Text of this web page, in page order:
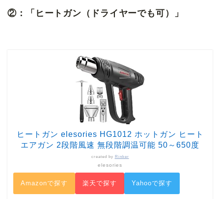
②：「ヒートガン（ドライヤーでも可）」
ヒートガン elesories HG1012 ホットガン ヒート
エアガン 2段階風速 無段階調温可能 50～650度
created by Rinker
elesories
Amazonで探す 楽天で探す Yahooで探す